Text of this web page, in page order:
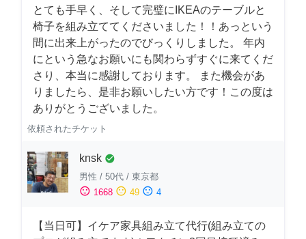
とても手早く、そして完璧にIKEAのテーブルと
椅子を組み立ててくださいました！！あっという
間に出来上がったのでびっくりしました。 年内
にという急なお願いにも関わらずすぐに来てくだ
さり、本当に感謝しております。 また機会があ
りましたら、是非お願いしたい方です！この度は
ありがとうございました。
依頼されたチケット
knsk check_circle
男性 / 50代 / 東京都
sentiment_satisfied 1668 sentiment_neutral 49 sentiment_dissatisfied 4
【当日可】イケア家具組み立て代行(組み立ての